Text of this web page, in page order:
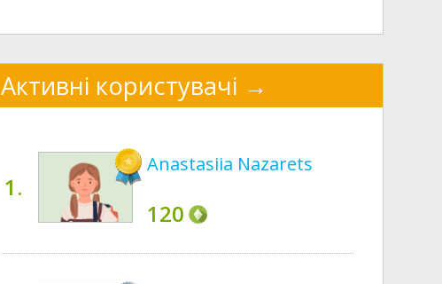
Активні користувачі
1.
Anastasiia Nazarets
120